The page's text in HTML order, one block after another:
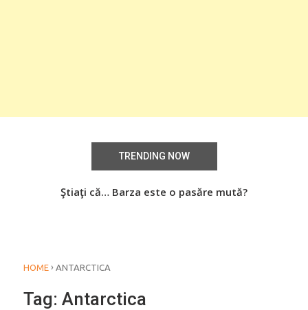
TRENDING NOW
Ştiaţi că… Barza este o pasăre mută?
HOME › ANTARCTICA
Tag: Antarctica